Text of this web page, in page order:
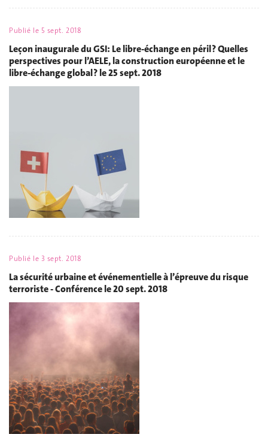
Publié le 5 sept. 2018
Leçon inaugurale du GSI: Le libre-échange en péril ? Quelles
perspectives pour l’AELE, la construction européenne et le
libre-échange global ? le 25 sept. 2018
Publié le 3 sept. 2018
La sécurité urbaine et événementielle à l’épreuve du risque
terroriste - Conférence le 20 sept. 2018